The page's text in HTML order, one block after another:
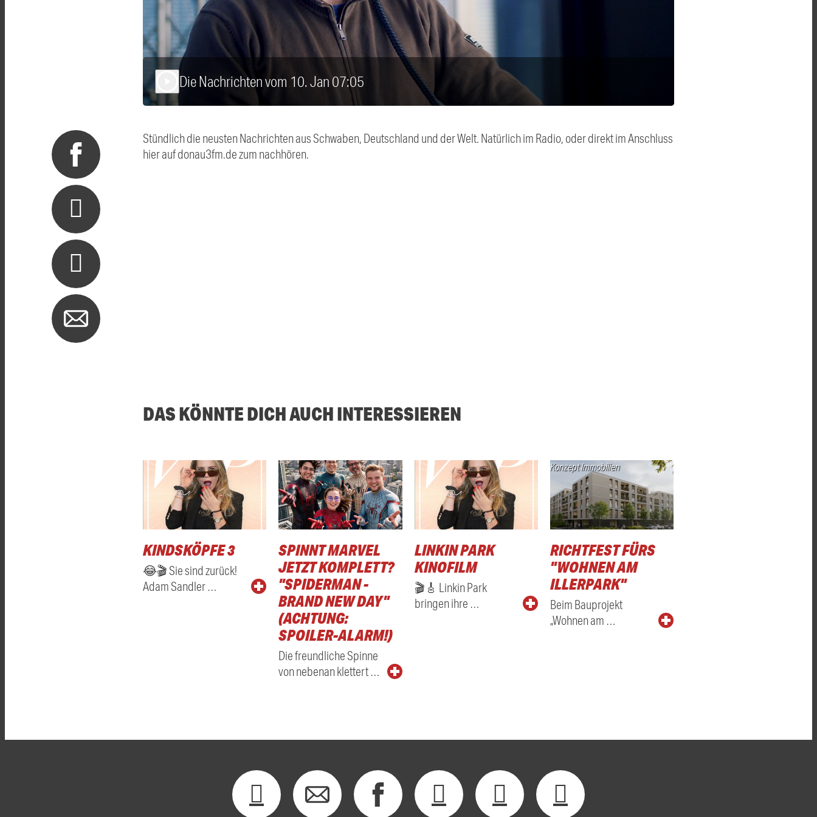
Die Nachrichten vom 10. Jan 07:05
Stündlich die neusten Nachrichten aus Schwaben, Deutschland und der Welt. Natürlich im Radio, oder direkt im Anschluss
hier auf donau3fm.de zum nachhören.
DAS KÖNNTE DICH AUCH INTERESSIEREN
KINDSKÖPFE 3
😂🎬 Sie sind zurück!
Adam Sandler …
SPINNT MARVEL
JETZT KOMPLETT?
"SPIDERMAN -
BRAND NEW DAY"
(ACHTUNG:
SPOILER-ALARM!)
Die freundliche Spinne
von nebenan klettert …
LINKIN PARK
KINOFILM
🎬🎸 Linkin Park
bringen ihre …
Konzept Immobilien
RICHTFEST FÜRS
"WOHNEN AM
ILLERPARK"
Beim Bauprojekt
„Wohnen am …